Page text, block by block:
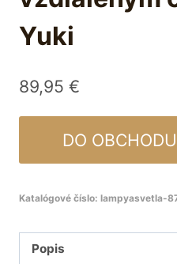
Yuki
89,95 €
DO
Katalógové číslo: lampyasvetla-
Popis